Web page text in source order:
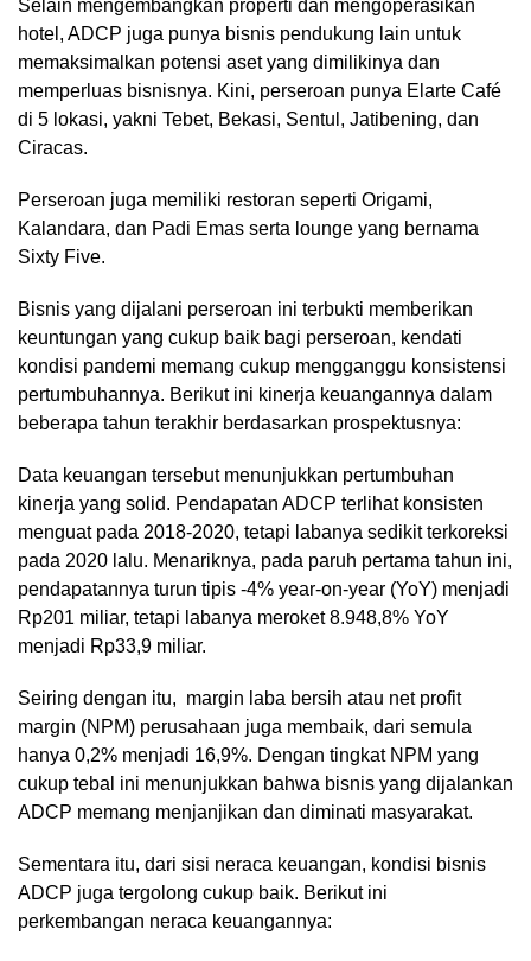
Selain mengembangkan properti dan mengoperasikan
hotel, ADCP juga punya bisnis pendukung lain untuk
memaksimalkan potensi aset yang dimilikinya dan
memperluas bisnisnya. Kini, perseroan punya Elarte Café
di 5 lokasi, yakni Tebet, Bekasi, Sentul, Jatibening, dan
Ciracas.
Perseroan juga memiliki restoran seperti Origami,
Kalandara, dan Padi Emas serta lounge yang bernama
Sixty Five.
Bisnis yang dijalani perseroan ini terbukti memberikan
keuntungan yang cukup baik bagi perseroan, kendati
kondisi pandemi memang cukup mengganggu konsistensi
pertumbuhannya. Berikut ini kinerja keuangannya dalam
beberapa tahun terakhir berdasarkan prospektusnya:
Data keuangan tersebut menunjukkan pertumbuhan
kinerja yang solid. Pendapatan ADCP terlihat konsisten
menguat pada 2018-2020, tetapi labanya sedikit terkoreksi
pada 2020 lalu. Menariknya, pada paruh pertama tahun ini,
pendapatannya turun tipis -4% year-on-year (YoY) menjadi
Rp201 miliar, tetapi labanya meroket 8.948,8% YoY
menjadi Rp33,9 miliar.
Seiring dengan itu, margin laba bersih atau net profit
margin (NPM) perusahaan juga membaik, dari semula
hanya 0,2% menjadi 16,9%. Dengan tingkat NPM yang
cukup tebal ini menunjukkan bahwa bisnis yang dijalankan
ADCP memang menjanjikan dan diminati masyarakat.
Sementara itu, dari sisi neraca keuangan, kondisi bisnis
ADCP juga tergolong cukup baik. Berikut ini
perkembangan neraca keuangannya: